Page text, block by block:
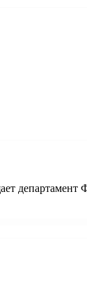
департамент